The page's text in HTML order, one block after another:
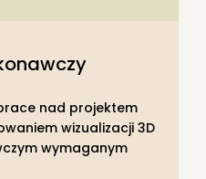
nad projektem
wizualizacji 3D
wymaganym